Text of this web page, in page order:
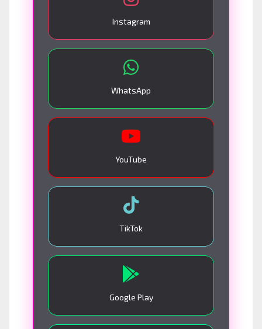
Instagram
WhatsApp
YouTube
TikTok
Google Play